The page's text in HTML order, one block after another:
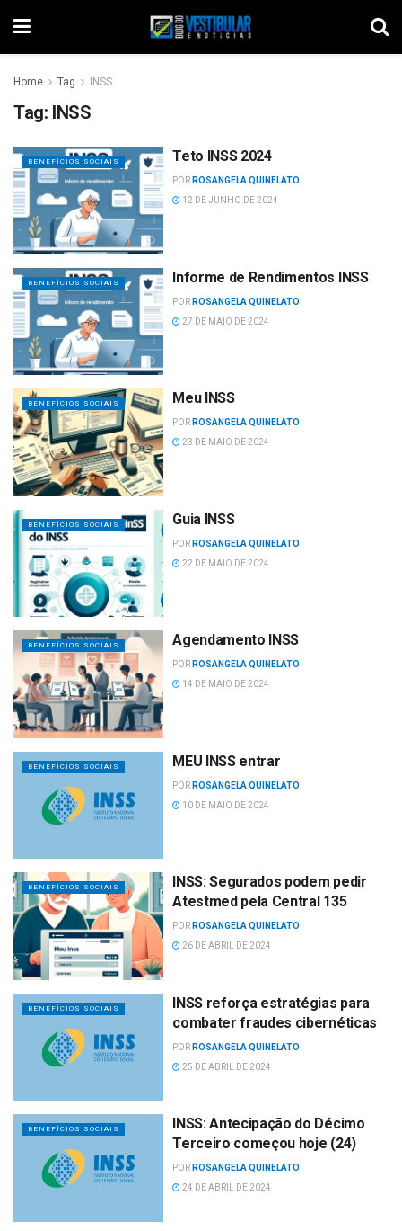
Home Tag INSS
Tag: INSS
BENEFÍCIOS SOCIAIS Teto INSS 2024
POR ROSANGELA QUINELATO
12 DE JUNHO DE 2024
BENEFÍCIOS SOCIAIS Informe de Rendimentos INSS
POR ROSANGELA QUINELATO
27 DE MAIO DE 2024
BENEFÍCIOS SOCIAIS Meu INSS
POR ROSANGELA QUINELATO
23 DE MAIO DE 2024
BENEFÍCIOS SOCIAIS Guia INSS
POR ROSANGELA QUINELATO
22 DE MAIO DE 2024
BENEFÍCIOS SOCIAIS Agendamento INSS
POR ROSANGELA QUINELATO
14 DE MAIO DE 2024
BENEFÍCIOS SOCIAIS MEU INSS entrar
POR ROSANGELA QUINELATO
10 DE MAIO DE 2024
BENEFÍCIOS SOCIAIS
INSS: Segurados podem pedir
Atestmed pela Central 135
POR ROSANGELA QUINELATO
26 DE ABRIL DE 2024
BENEFÍCIOS SOCIAIS
INSS reforça estratégias para
combater fraudes cibernéticas
POR ROSANGELA QUINELATO
25 DE ABRIL DE 2024
BENEFÍCIOS SOCIAIS
INSS: Antecipação do Décimo
Terceiro começou hoje (24)
POR ROSANGELA QUINELATO
24 DE ABRIL DE 2024